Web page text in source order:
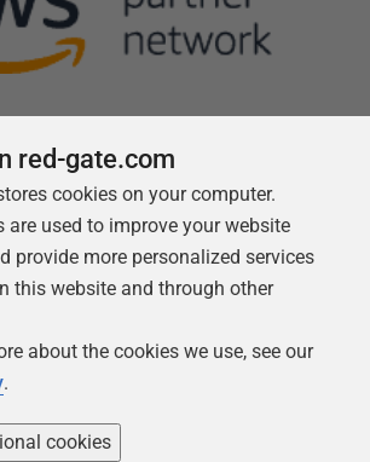
Follow us
red-gate.com
cookies on your computer.
are used to improve your website
provide more personalized services
this website and through other
about the cookies we use, see our
.
cookies